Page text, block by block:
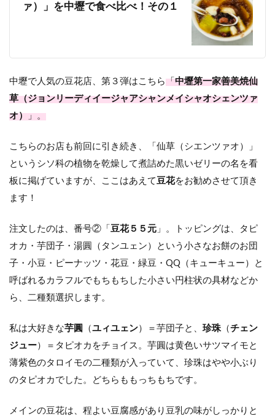
ァ）」を中壢で食べ比べ！その１
中壢で人気の豆花店、第３弾はこちら「中壢第一家善美焼仙
草（ジョンリーディイージャアシャンメイシャオシェンツァ
オ）」。
こちらのお店も前回に引き続き、「仙草（シエンツァオ）」
というシソ科の植物を乾燥して煮詰めた黒いゼリーの名を看
板に掲げていますが、ここはあえて豆花をお勧めさせて頂き
ます！
注文したのは、番号②「豆花５５元 」。トッピングは、タピ
オカ・芋団子・湯圓（タンユェン）という小さなお餅のお団
子・小豆・ピーナッツ・花豆・緑豆・QQ（キューキュー）と
呼ばれるカラフルでもちもちした小さい円柱状の具材などか
ら、二種類選択します。
私は大好きな芋圓 （ユィユェン）＝芋団子と、 珍珠 （チェン
ジュー）＝タピオカをチョイス。芋圓は黄色いサツマイモと
薄紫色のタロイモの二種類が入っていて、珍珠はやや小ぶり
のタピオカでした。どちらももっちもちです。
メインの豆花は、程よい豆腐感があり豆乳の味がしっかりと